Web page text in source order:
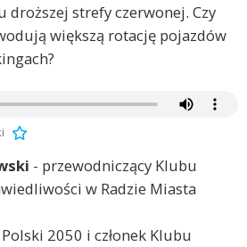
droższej strefy czerwonej. Czy
większą rotację pojazdów
- przewodniczący Klubu
w Radzie Miasta
2050 i członek Klubu